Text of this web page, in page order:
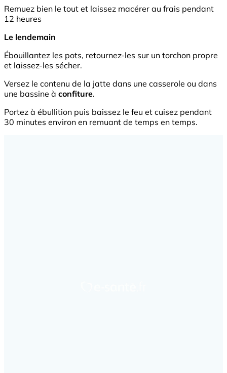
Remuez bien le tout et laissez macérer au frais pendant
12 heures
Le lendemain
Ébouillantez les pots, retournez-les sur un torchon propre
et laissez-les sécher.
Versez le contenu de la jatte dans une casserole ou dans
une bassine à confiture.
Portez à ébullition puis baissez le feu et cuisez pendant
30 minutes environ en remuant de temps en temps.